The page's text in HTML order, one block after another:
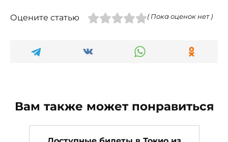
Оцените статью ( Пока оценок нет )
Вам также может понравиться